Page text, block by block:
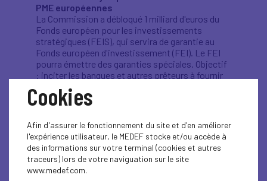
PME européennes
La Commission a débloqué 1 milliard d'euros du
Fonds européen pour les investissements
stratégiques (FEIS), qui servira de garantie au
Fonds européen d'investissement (FEI). Le FEI
pourra émettre des garanties spéciales. Objectif
: inciter les banques et autres prêteurs à fournir
des liquidités à au moins 100 000 PME touchées
par l'impact économique de la pandémie, pour un
financement disponible estimé à 8 Mds d'euros.
L’argent pourra être versé dès le mois d'avril.
Budget européen 2021-2027 : la Commission
présentera sa proposition actualisée
La Commission prévoit de présenter une
proposition de cadre financier pluriannuel (CFP)
Cookies
Afin d'assurer le fonctionnement du site et d'en améliorer
l'expérience utilisateur, le MEDEF stocke et/ou accède à
des informations sur votre terminal (cookies et autres
traceurs) lors de votre naviguation sur le site
www.medef.com.